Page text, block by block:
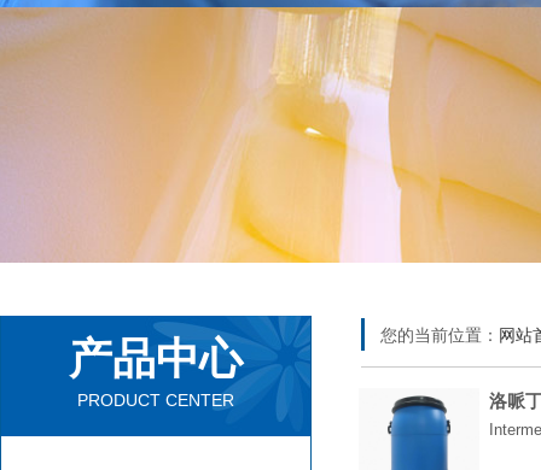
产品中心
PRODUCT CENTER
您的当前位置： 网站
洛哌